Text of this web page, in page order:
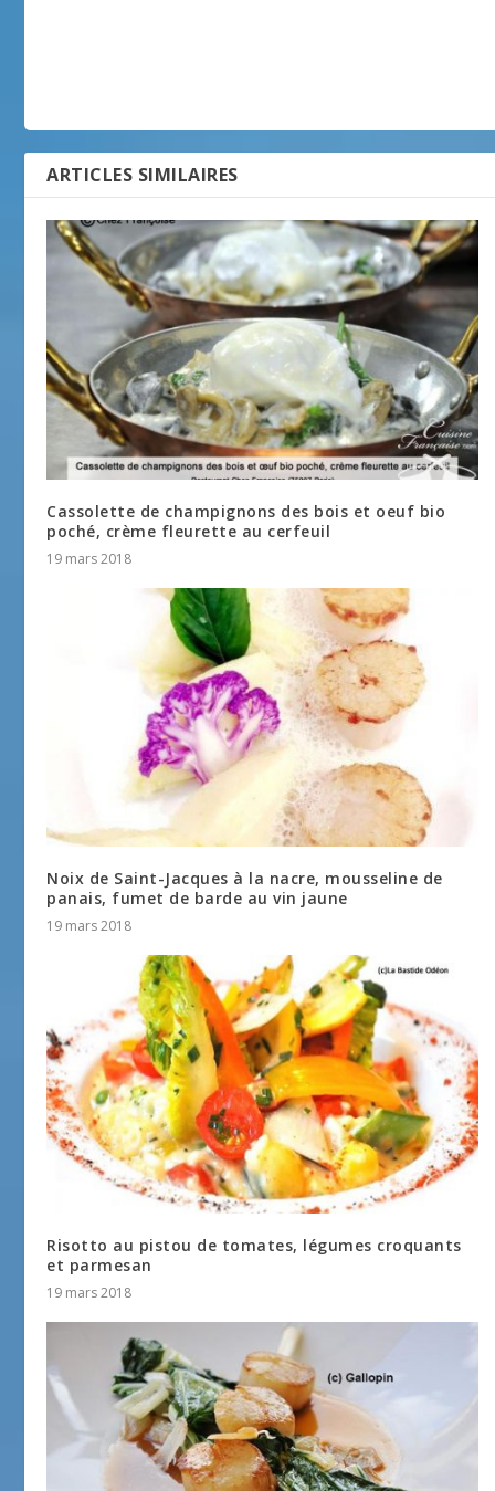
ARTICLES SIMILAIRES
Cassolette de champignons des bois et oeuf bio
poché, crème fleurette au cerfeuil
19 mars 2018
Noix de Saint-Jacques à la nacre, mousseline de
panais, fumet de barde au vin jaune
19 mars 2018
Risotto au pistou de tomates, légumes croquants
et parmesan
19 mars 2018